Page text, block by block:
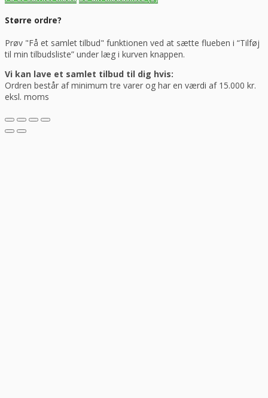
Større ordre?
Prøv "Få et samlet tilbud" funktionen ved at sætte flueben i “Tilføj
til min tilbudsliste” under læg i kurven knappen.
Vi kan lave et samlet tilbud til dig hvis:
Ordren består af minimum tre varer og har en værdi af 15.000 kr.
eksl. moms